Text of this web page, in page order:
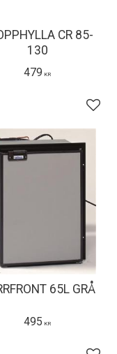
CR 85-
130
479 KR
65L GRÅ
495 KR